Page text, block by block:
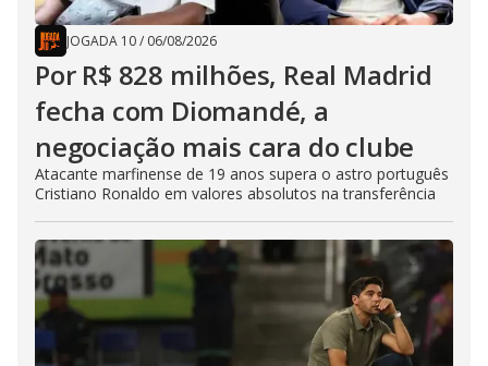
JOGADA 10/ 06/08/2026
Por R$ 828 milhões, Real Madrid
fecha com Diomandé, a
negociação mais cara do clube
Atacante marfinense de 19 anos supera o astro português
Cristiano Ronaldo em valores absolutos na transferência